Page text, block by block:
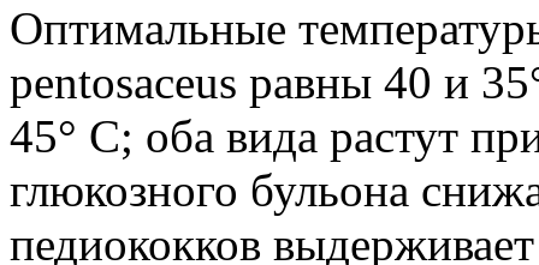
Оптимальные
pentosaceus равны 40 и
45° С; оба вида растут
глюкозного бульона
педиококков